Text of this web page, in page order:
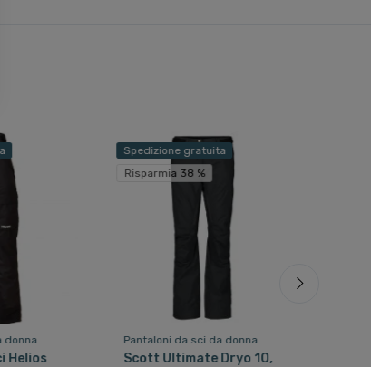
donna
Helios
Spedizione gratuita
Risparmia 38 %
Pantaloni da sci da donna
Scott Ultimate Dryo 10,